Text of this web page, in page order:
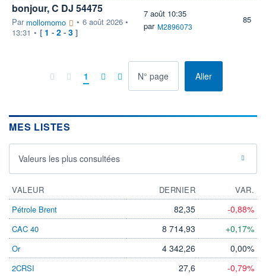
bonjour, C DJ 54475
Par mollomomo • 6 août 2026 •
13:31 • [ 1 - 2 - 3 ]
7 août 10:35
par M2896073
85
1 Allerà la page
MES LISTES
Valeurs les plus consultées
VALEUR DERNIER
VAR.
Pétrole Brent
82,35 -0,88%
CAC 40 8 714,93 +0,17%
Or 4 342,26 0,00%
2CRSI 27,6 -0,79%